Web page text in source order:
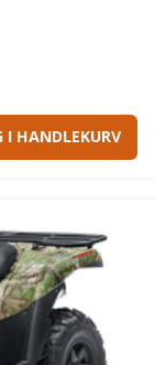
I HANDLEKURV